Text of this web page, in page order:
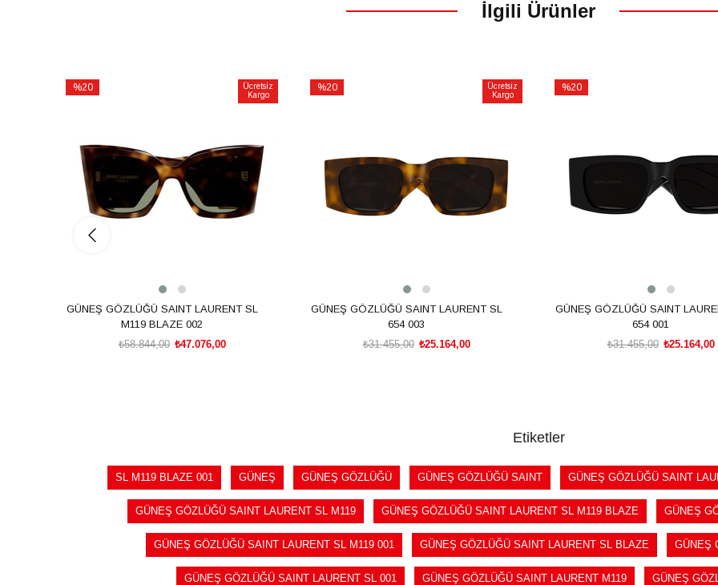
İlgili Ürünler
%20
Ücretsiz
Kargo
GÜNEŞ GÖZLÜĞÜ SAINT LAURENT SL
M119 BLAZE 002
₺47.076,00
₺58.844,00
%20
Ücretsiz
Kargo
GÜNEŞ GÖZLÜĞÜ SAINT LAURENT SL
654 003
₺25.164,00
₺31.455,00
%20
GÜNEŞ GÖZLÜĞÜ SAINT
654 001
₺25.164,00
₺31.455,00
Etiketler
SL M119 BLAZE 001 GÜNEŞ GÜNEŞ GÖZLÜĞÜ GÜNEŞ GÖZLÜĞÜ SAINT GÜNEŞ GÖZLÜĞÜ SAINT
GÜNEŞ GÖZLÜĞÜ SAINT LAURENT SL M119 GÜNEŞ GÖZLÜĞÜ SAINT LAURENT SL M119 BLAZE GÜNEŞ
GÜNEŞ GÖZLÜĞÜ SAINT LAURENT SL M119 001 GÜNEŞ GÖZLÜĞÜ SAINT LAURENT SL BLAZE GÜNEŞ
GÜNEŞ GÖZLÜĞÜ SAINT LAURENT SL 001 GÜNEŞ GÖZLÜĞÜ SAINT LAURENT M119 GÜNEŞ